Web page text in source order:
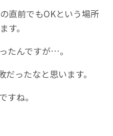
直前でもOKという場所
す。
たんですが…。
ったなと思います。
すね。